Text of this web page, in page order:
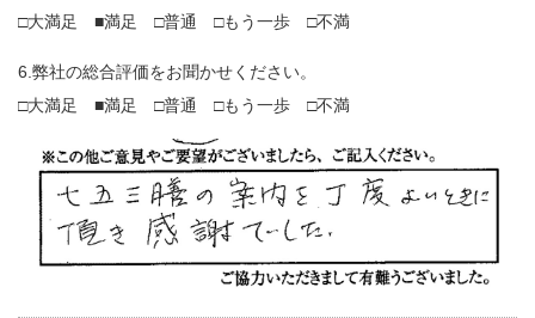
□大満足 ■満足 □普通 □もう一歩 □不満
6.弊社の総合評価をお聞かせください。
□大満足 ■満足 □普通 □もう一歩 □不満